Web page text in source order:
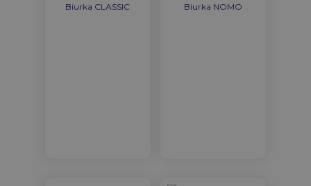
Biurka CLASSIC Biurka NOMO